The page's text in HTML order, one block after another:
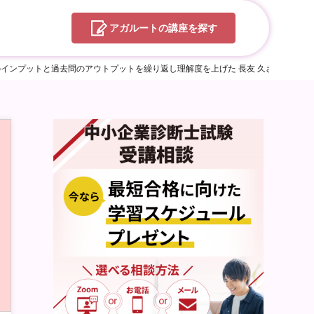
アガルートの講座を探す
プットと過去問のアウトプットを繰り返し理解度を上げた 長友 久さん